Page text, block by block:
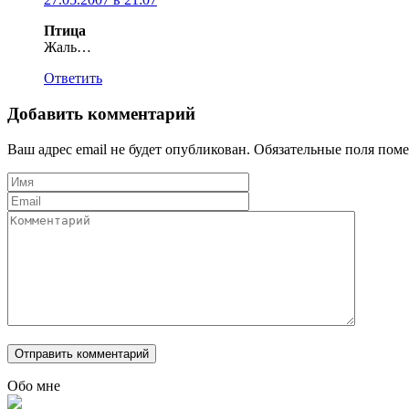
Птица
Жаль…
Ответить
Добавить комментарий
Ваш адрес email не будет опубликован. Обязательные поля
Обо мне